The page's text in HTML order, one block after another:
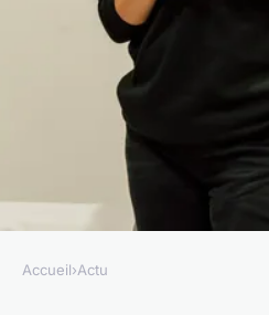
Accueil›Actu